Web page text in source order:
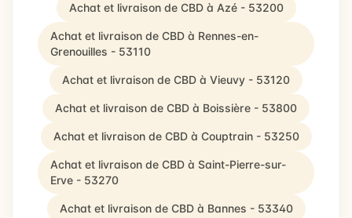
Achat et livraison de CBD à Azé - 53200
Achat et livraison de CBD à Rennes-en-
Grenouilles - 53110
Achat et livraison de CBD à Vieuvy - 53120
Achat et livraison de CBD à Boissière - 53800
Achat et livraison de CBD à Couptrain - 53250
Achat et livraison de CBD à Saint-Pierre-sur-
Erve - 53270
Achat et livraison de CBD à Bannes - 53340